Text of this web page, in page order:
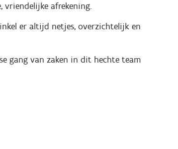
vriendelijke afrekening.
er altijd netjes, overzichtelijk en
gang van zaken in dit hechte team